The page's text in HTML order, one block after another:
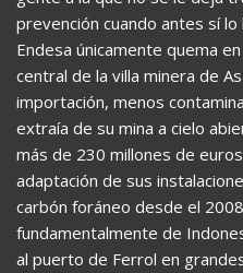
prevención cuando antes sí lo
Endesa únicamente quema
central de la villa minera de
importación, menos
extraía de su mina a cielo
más de 230 millones de
adaptación de sus
carbón foráneo desde el
fundamentalmente de
al puerto de Ferrol en